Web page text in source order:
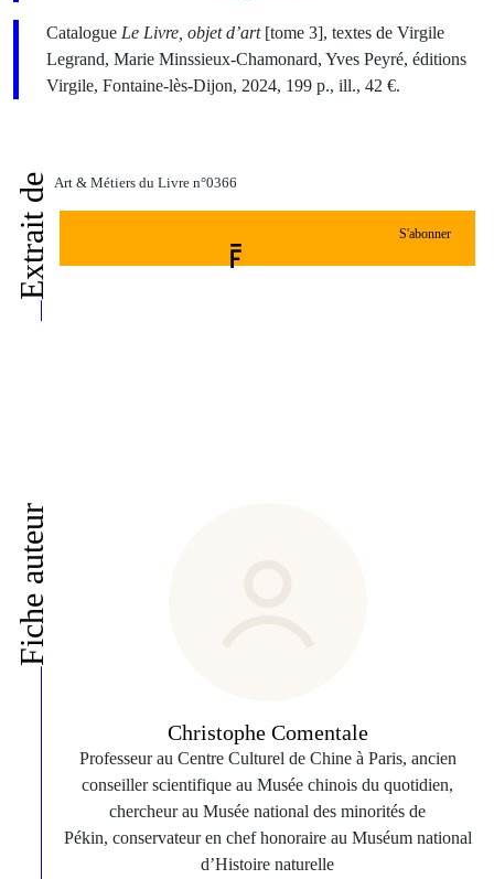
Catalogue Le Livre, objet d’art[tome 3], textes de Virgile
Legrand, Marie Minssieux-Chamonard, Yves Peyré, éditions
Virgile, Fontaine-lès-Dijon, 2024, 199 p., ill., 42 €.
Extrait de Art & Métiers du Livre n°0366
S'abonner
Fiche auteur
Christophe Comentale
Professeur au Centre Culturel de Chine à Paris, ancien
conseiller scientifique au Musée chinois du quotidien,
chercheur au Musée national des minorités de
Pékin, conservateur en chef honoraire au Muséum national
d’Histoire naturelle